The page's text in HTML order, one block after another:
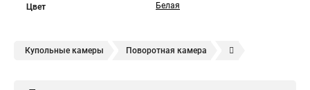
Цвет Белая
Купольные камеры Поворотная камера